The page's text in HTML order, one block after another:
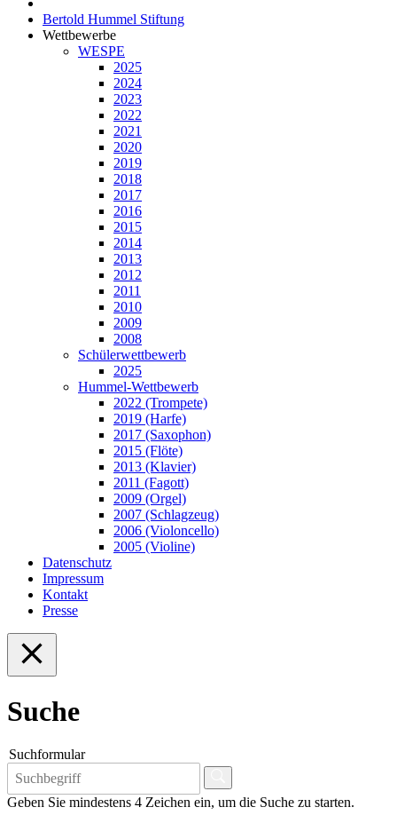
Bertold Hummel Stiftung
Wettbewerbe
WESPE
2025
2024
2023
2022
2021
2020
2019
2018
2017
2016
2015
2014
2013
2012
2011
2010
2009
2008
Schülerwettbewerb
2025
Hummel-Wettbewerb
2022 (Trompete)
2019 (Harfe)
2017 (Saxophon)
2015 (Flöte)
2013 (Klavier)
2011 (Fagott)
2009 (Orgel)
2007 (Schlagzeug)
2006 (Violoncello)
2005 (Violine)
Datenschutz
Impressum
Kontakt
Presse
Suche
Suchformular
Geben Sie mindestens 4 Zeichen ein, um die Suche zu starten.